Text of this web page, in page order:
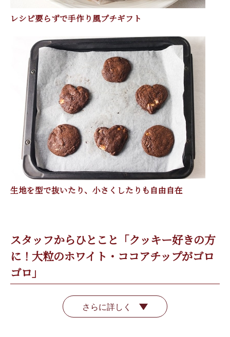
レシピ要らずで手作り風プチギフト
生地を型で抜いたり、小さくしたりも自由自在
スタッフからひとこと「クッキー好きの方
に！大粒のホワイト・ココアチップがゴロ
ゴロ」
さらに詳しく